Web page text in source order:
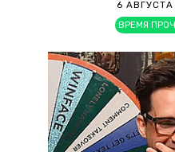
6 АВГУСТА
ВРЕМЯ